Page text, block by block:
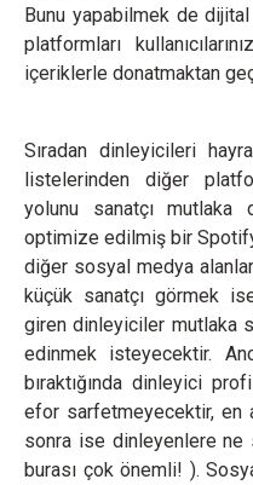
Bunu yapabilmek de dijital
platformları
içeriklerle donatmaktan
Sıradan dinleyicileri
listelerinden diğer
yolunu sanatçı mutlaka
optimize edilmiş bir
diğer sosyal medya
küçük sanatçı görmek
giren dinleyiciler mutlaka
edinmek isteyecektir.
bıraktığında dinleyici
efor sarfetmeyecektir, en
sonra ise dinleyenlere ne
burası çok önemli! ).